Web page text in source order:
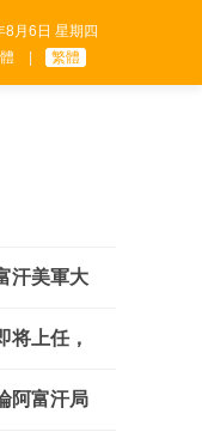
8月6日 星期四
繁體
汗美軍大
将上任，
阿富汗局